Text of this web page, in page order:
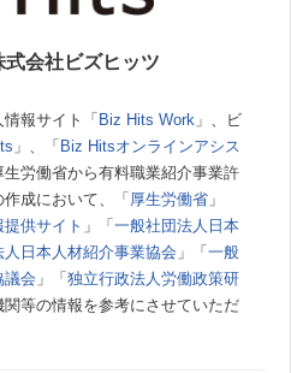
会社ビズヒッツ
報サイト「 Biz Hits Work 」、ビ
」、「 Biz Hitsオンラインアシス
生労働省から有料職業紹介事業許
成において、「 厚生労働省 」
供サイト 」「 一般社団法人日本
人日本人材紹介事業協会 」「 一般
議会 」「 独立行政法人労働政策研
関等の情報を参考にさせていただ